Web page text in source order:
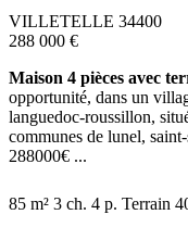
VILLETELLE 34400
288 000 €
Maison 4 pièces avec
opportunité, dans un
languedoc-roussillon,
communes de lunel,
288000€ ...
85 m² 3 ch. 4 p. Terrain